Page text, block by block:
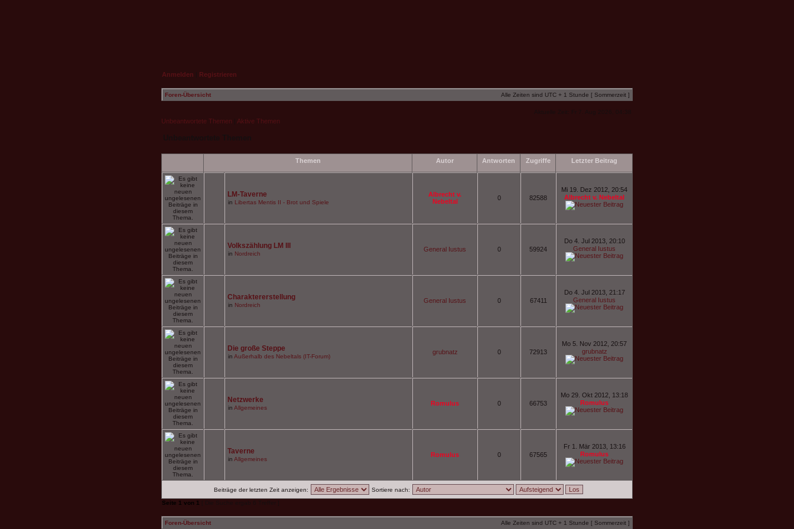
Anmelden Registrieren
Foren-Übersicht Alle Zeiten sind UTC + 1 Stunde [ Sommerzeit ]
Unbeantwortete Themen Aktive Themen
Themen Autor Antworten Zugriffe Letzter Beitrag
LM-Taverne
in Libertas Mentis II - Brot und Spiele
Albrecht v.
Nebeltal
0 82588
Mi 19. Dez 2012, 20:54
Albrecht v. Nebeltal
Volkszählung LM III
in Nordreich
General Iustus 0 59924
Do 4. Jul 2013, 20:10
General Iustus
Charaktererstellung
in Nordreich
General Iustus 0 67411
Do 4. Jul 2013, 21:17
General Iustus
Die große Steppe
in Außerhalb des Nebeltals (IT-Forum)
grubnatz 0 72913
Mo 5. Nov 2012, 20:57
grubnatz
Netzwerke
in Allgemeines
Romulus 0 66753
Mo 29. Okt 2012, 13:18
Romulus
Taverne
in Allgemeines
Romulus 0 67565
Fr 1. Mär 2013, 13:16
Romulus
Beiträge der letzten Zeit anzeigen:
Sortiere nach:
Seite 1 von 1
Foren-Übersicht Alle Zeiten sind UTC + 1 Stunde [ Sommerzeit ]